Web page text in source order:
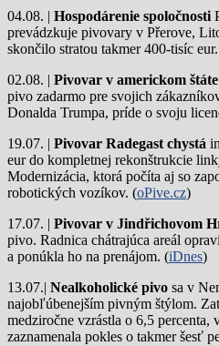
04.08. | Hospodárenie spoločnosti
prevádzkuje pivovary v Přerove,
skončilo stratou takmer 400-tisíc
02.08. | Pivovar v americkom štáte
pivo zadarmo pre svojich
Donalda Trumpa, príde o svoju
19.07. | Pivovar Radegast chystá
eur do kompletnej rekonštrukcie
Modernizácia, ktorá počíta aj so
robotických vozíkov. (oPive.cz)
17.07. | Pivovar v Jindřichovom
pivo. Radnica chátrajúca areál
a ponúkla ho na prenájom. (iDnes)
13.07.| Nealkoholické pivo sa v
najobľúbenejším pivným štýlom.
medziročne vzrástla o 6,5
zaznamenala pokles o takmer šesť